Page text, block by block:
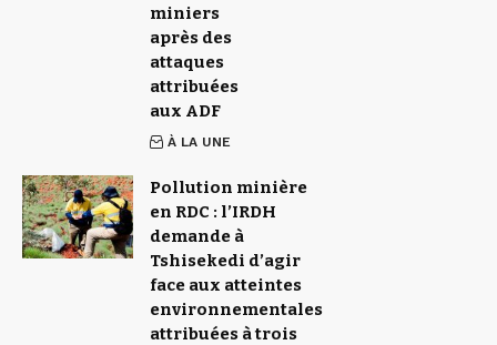
miniers
après des
attaques
attribuées
aux ADF
À LA UNE
Pollution minière
en RDC : l’IRDH
demande à
Tshisekedi d’agir
face aux atteintes
environnementales
attribuées à trois